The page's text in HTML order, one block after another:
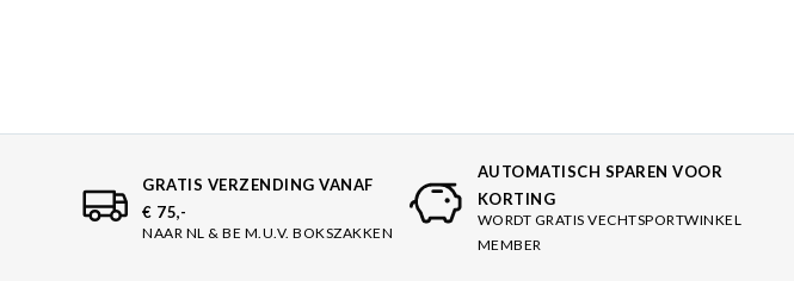
GRATIS VERZENDING VANAF
€ 75,-
NAAR NL & BE M.U.V. BOKSZAKKEN
AUTOMATISCH SPAREN VOOR
KORTING
WORDT GRATIS VECHTSPORTWINKEL
MEMBER